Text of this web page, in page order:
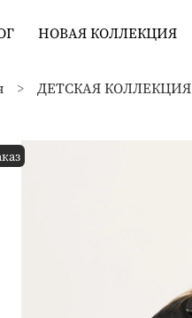
НОВАЯ КОЛЛЕКЦИЯ
ДЕТСКАЯ КОЛЛЕКЦИЯ